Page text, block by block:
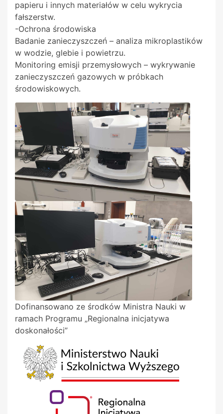
papieru i innych materiałów w celu wykrycia
fałszerstw.
-Ochrona środowiska
Badanie zanieczyszczeń – analiza mikroplastików
w wodzie, glebie i powietrzu.
Monitoring emisji przemysłowych – wykrywanie
zanieczyszczeń gazowych w próbkach
środowiskowych.
Dofinansowano ze środków Ministra Nauki w
ramach Programu „Regionalna inicjatywa
doskonałości”